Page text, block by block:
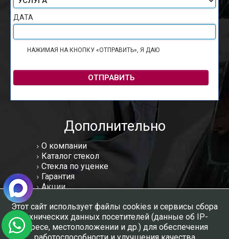
ДАТА
НАЖИМАЯ НА КНОПКУ «ОТПРАВИТЬ», Я ДАЮ
ОТПРАВИТЬ
Дополнительно
О компании
Каталог стекол
Стекла по уценке
Гарантия
Акции
Отзывы
Вакансии
Контакты
Этот сайт использует файлы cookies и сервисы сбора
технических данных посетителей (данные об IP-
адресе, местоположении и др.) для обеспечения